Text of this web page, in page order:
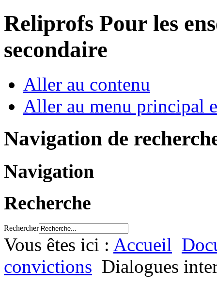
Reliprofs Pour les
secondaire
Aller au contenu
Aller au menu principal
Navigation de
Navigation
Recherche
Rechercher
Vous êtes ici : Accueil
convictions Dialogues